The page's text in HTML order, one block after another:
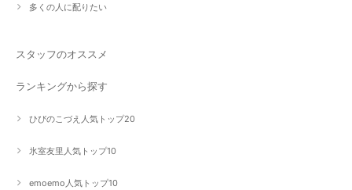
多くの人に配りたい
スタッフのオススメ
ランキングから探す
ひびのこづえ人気トップ20
氷室友里人気トップ10
emoemo人気トップ10